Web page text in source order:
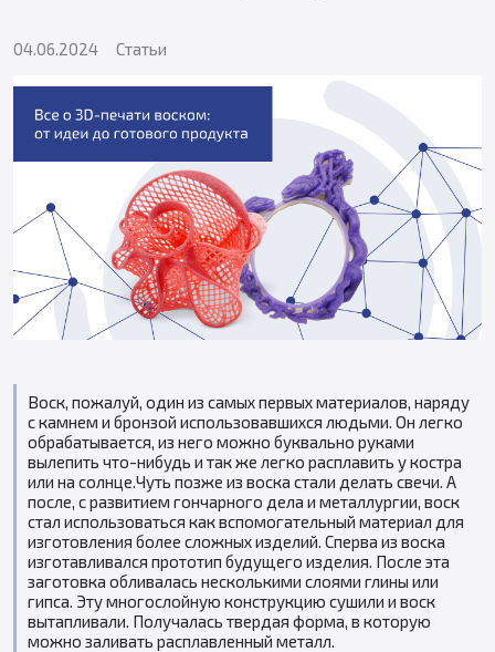
04.06.2024 Статьи
Воск, пожалуй, один из самых первых материалов, наряду
с камнем и бронзой использовавшихся людьми. Он легко
обрабатывается, из него можно буквально руками
вылепить что-нибудь и так же легко расплавить у костра
или на солнце.Чуть позже из воска стали делать свечи. А
после, с развитием гончарного дела и металлургии, воск
стал использоваться как вспомогательный материал для
изготовления более сложных изделий. Сперва из воска
изготавливался прототип будущего изделия. После эта
заготовка обливалась несколькими слоями глины или
гипса. Эту многослойную конструкцию сушили и воск
вытапливали. Получалась твердая форма, в которую
можно заливать расплавленный металл.